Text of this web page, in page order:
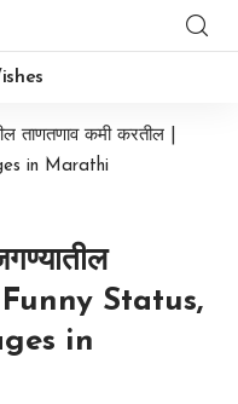
ताणतणाव कमी करतील |
in Marathi
Funny Status,
in